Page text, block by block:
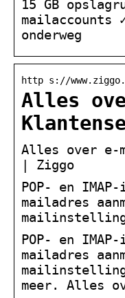
15 GB
mailaccounts
onderweg
http s://
Alles
Alles over e-
| Ziggo
POP- en
mailadres
POP- en
mailadres
meer. Alles